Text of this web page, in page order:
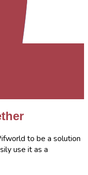
to be a solution
use it as a